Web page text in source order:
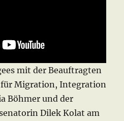
mit der Beauftragten
für Migration, Integration
Böhmer und der
Dilek Kolat am